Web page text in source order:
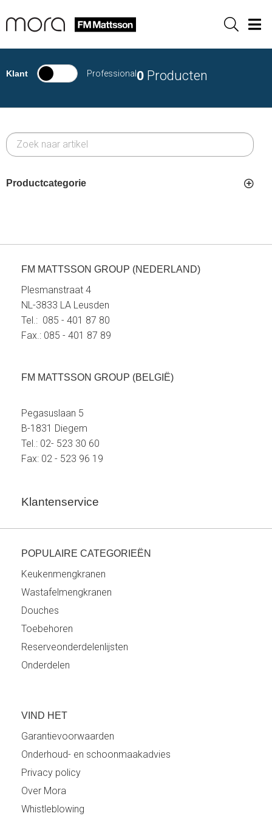
Sök
Klant Professional0 Producten
Productcategorie
FM MATTSSON GROUP (NEDERLAND)
Plesmanstraat 4
NL-3833 LA Leusden
Tel.: 085 - 401 87 80
Fax.: 085 - 401 87 89
FM MATTSSON GROUP (BELGIË)
Pegasuslaan 5
B-1831 Diegem
Tel.: 02- 523 30 60
Fax: 02 - 523 96 19
Klantenservice
POPULAIRE CATEGORIEËN
Keukenmengkranen
Wastafelmengkranen
Douches
Toebehoren
Reserveonderdelenlijsten
Onderdelen
VIND HET
Garantievoorwaarden
Onderhoud- en schoonmaakadvies
Privacy policy
Over Mora
Whistleblowing